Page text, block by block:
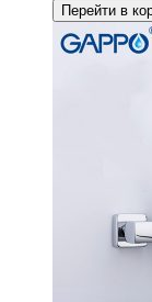
Перейти в